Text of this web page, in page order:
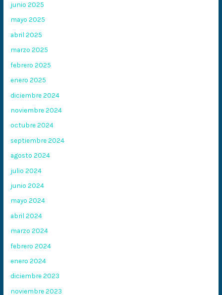
junio 2025
mayo 2025
abril 2025
marzo 2025
febrero 2025
enero 2025
diciembre 2024
noviembre 2024
octubre 2024
septiembre 2024
agosto 2024
julio 2024
junio 2024
mayo 2024
abril 2024
marzo 2024
febrero 2024
enero 2024
diciembre 2023
noviembre 2023